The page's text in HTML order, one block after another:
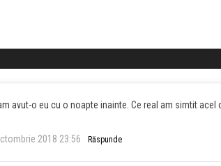
avut-o eu cu o noapte inainte. Ce real am simtit
2018 23:56 Răspunde